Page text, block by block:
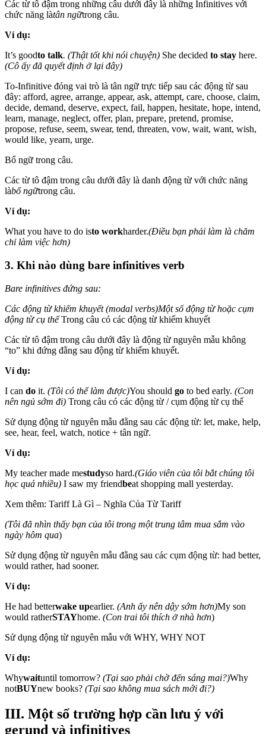
Các từ tô đậm trong những câu dưới đây là những Infinitives với
chức năng làtân ngữtrong câu.
Ví dụ:
It’s goodto talk. (Thật tốt khi nói chuyện) She decided to stay here.
(Cô ấy đã quyết định ở lại đây)
To-Infinitive đóng vai trò là tân ngữ trực tiếp sau các động từ sau
đây: afford, agree, arrange, appear, ask, attempt, care, choose, claim,
decide, demand, deserve, expect, fail, happen, hesitate, hope, intend,
learn, manage, neglect, offer, plan, prepare, pretend, promise,
propose, refuse, seem, swear, tend, threaten, vow, wait, want, wish,
would like, yearn, urge.
Bổ ngữ trong câu.
Các từ tô đậm trong câu dưới đây là danh động từ với chức năng
làbổ ngữtrong câu.
Ví dụ:
What you have to do isto workharder.(Điều bạn phải làm là chăm
chỉ làm việc hơn)
3. Khi nào dùng bare infinitives verb
Bare infinitives đứng sau:
Các động từ khiếm khuyết (modal verbs)Một số động từ hoặc cụm
động từ cụ thểTrong câu có các động từ khiếm khuyết
Các từ tô đậm trong câu dưới đây là động từ nguyên mẫu không
“to” khi đứng đằng sau động từ khiếm khuyết.
Ví dụ:
I can do it. (Tôi có thể làm được)You should go to bed early. (Con
nên ngủ sớm đi) Trong câu có các động từ / cụm động từ cụ thể
Sử dụng động từ nguyên mẫu đằng sau các động từ: let, make, help,
see, hear, feel, watch, notice + tân ngữ.
Ví dụ:
My teacher made mestudyso hard.(Giáo viên của tôi bắt chúng tôi
học quá nhiều) I saw my friendbeat shopping mall yesterday.
Xem thêm: Tariff Là Gì – Nghĩa Của Từ Tariff
(Tôi đã nhìn thấy bạn của tôi trong một trung tâm mua sắm vào
ngày hôm qua)
Sử dụng động từ nguyên mẫu đằng sau các cụm động từ: had better,
would rather, had sooner.
Ví dụ:
He had betterwake upearlier. (Anh ấy nên dậy sớm hơn)My son
would ratherSTAYhome. (Con trai tôi thích ở nhà hơn)
Sử dụng động từ nguyên mẫu với WHY, WHY NOT
Ví dụ:
Whywaituntil tomorrow? (Tại sao phải chờ đến sáng mai?)Why
notBUYnew books? (Tại sao không mua sách mới đi?)
III. Một số trường hợp cần lưu ý với
gerund và infinitives